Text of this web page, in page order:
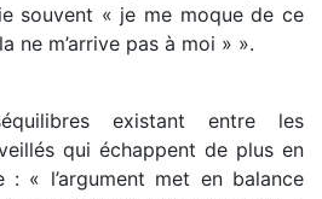
souvent « je me moque de ce
ne m’arrive pas à moi » ».
existant entre les
qui échappent de plus en
« l’argument met en balance